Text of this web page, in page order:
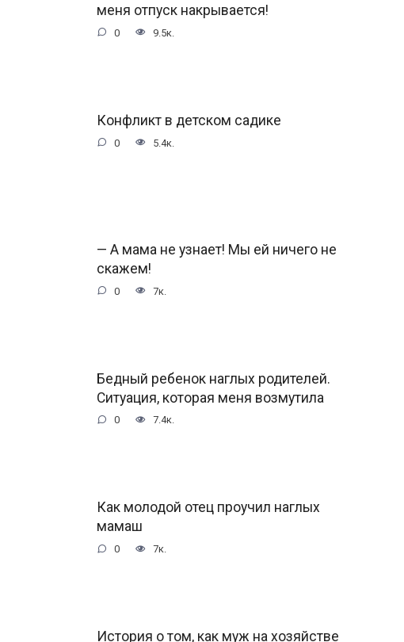
меня отпуск накрывается!
0 9.5к.
Конфликт в детском садике
0 5.4к.
— А мама не узнает! Мы ей ничего не
скажем!
0 7к.
Бедный ребенок наглых родителей.
Ситуация, которая меня возмутила
0 7.4к.
Как молодой отец проучил наглых
мамаш
0 7к.
История о том, как муж на хозяйстве